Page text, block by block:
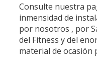
Consulte nuestra
inmensidad de
por nosotros , por
del Fitness y del
material de ocasión